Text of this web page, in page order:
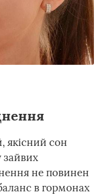
якісний сон
зайвих
не повинен
в гормонах